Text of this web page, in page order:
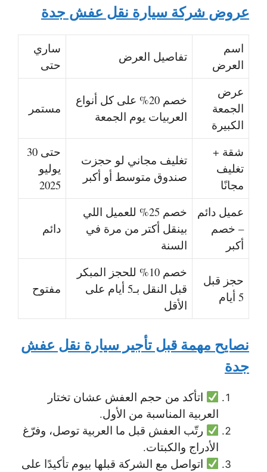
عروض شركة سيارة نقل عفش جدة
اسم
العرض
تفاصيل العرض
ساري
حتى
عرض
الجمعة
الكبيرة
خصم 20% على كل أنواع
العربيات يوم الجمعة
مستمر
شقة +
تغليف
مجانًا
تغليف مجاني لو حجزت
صندوق متوسط أو أكبر
حتى 30
يوليو
2025
عميل دائم
– خصم
أكبر
خصم 25% للعميل اللي
بينقل أكتر من مرة في
السنة
دائم
حجز قبل
5 أيام
خصم 10% للحجز المبكر
قبل النقل بـ5 أيام على
الأقل
مفتوح
نصايح مهمة قبل تأجير سيارة نقل عفش
جدة
اتأكد من حجم العفش عشان تختار
العربية المناسبة من الأول.
رتّب العفش قبل ما العربية توصل، وفرّغ
الأدراج والكبتات.
اتواصل مع الشركة قبلها بيوم تأكيدًا على